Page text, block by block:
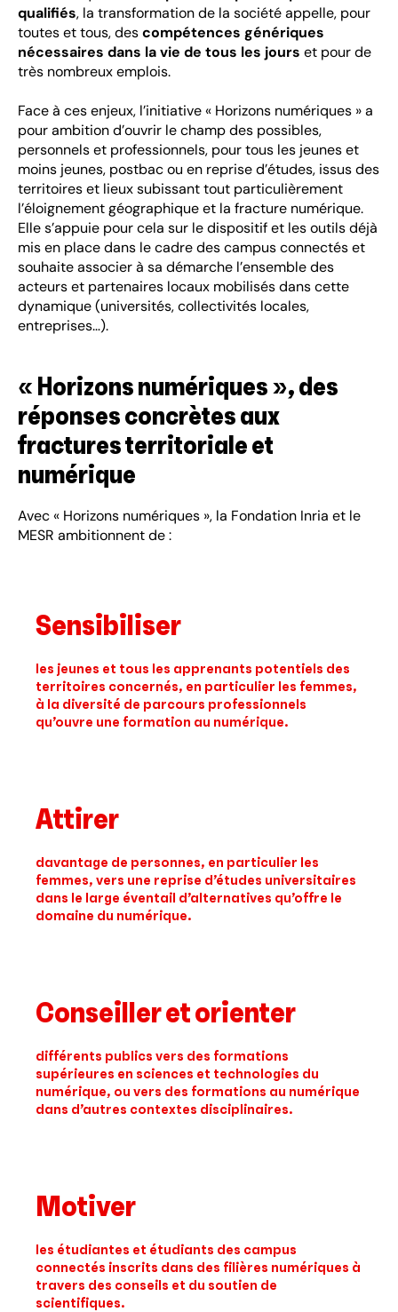
qualifiés, la transformation de la société appelle, pour
toutes et tous, descompétences génériques
nécessaires dans la vie de tous les jours et pour de
très nombreux emplois.
Face à ces enjeux, l’initiative « Horizons numériques » a
pour ambition d’ouvrir le champ des possibles,
personnels et professionnels, pour tous les jeunes et
moins jeunes, postbac ou en reprise d’études, issus des
territoires et lieux subissant tout particulièrement
l’éloignement géographique et la fracture numérique.
Elle s’appuie pour cela sur le dispositif et les outils déjà
mis en place dans le cadre des campus connectés et
souhaite associer à sa démarche l’ensemble des
acteurs et partenaires locaux mobilisés dans cette
dynamique (universités, collectivités locales,
entreprises…).
« Horizons numériques », des
réponses concrètes aux
fractures territoriale et
numérique
Avec « Horizons numériques », la Fondation Inria et le
MESR ambitionnent de :
Sensibiliser
les jeunes et tous les apprenants potentiels des
territoires concernés, en particulier les femmes,
à la diversité de parcours professionnels
qu’ouvre une formation au numérique.
Attirer
davantage de personnes, en particulier les
femmes, vers une reprise d’études universitaires
dans le large éventail d’alternatives qu’offre le
domaine du numérique.
Conseiller et orienter
différents publics vers des formations
supérieures en sciences et technologies du
numérique, ou vers des formations au numérique
dans d’autres contextes disciplinaires.
Motiver
les étudiantes et étudiants des campus
connectés inscrits dans des filières numériques à
travers des conseils et du soutien de
scientifiques.